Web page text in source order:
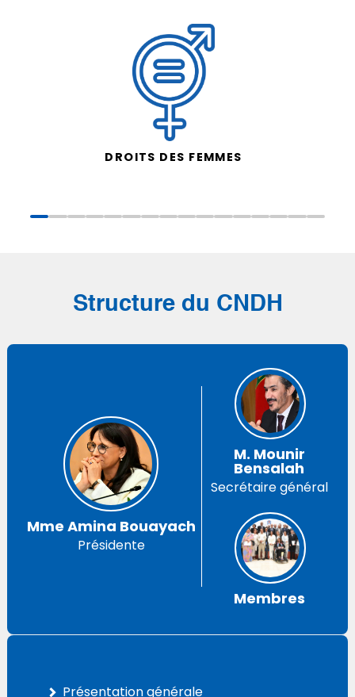
DROITS DES FEMMES
Structure du CNDH
Mme Amina Bouayach
Présidente
M. Mounir
Bensalah
Secrétaire général
Membres
Présentation générale